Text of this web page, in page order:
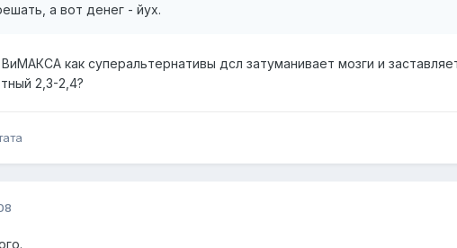
а вот денег - йух.
как суперальтернативы дсл затуманивает мозги и
2,3-2,4?